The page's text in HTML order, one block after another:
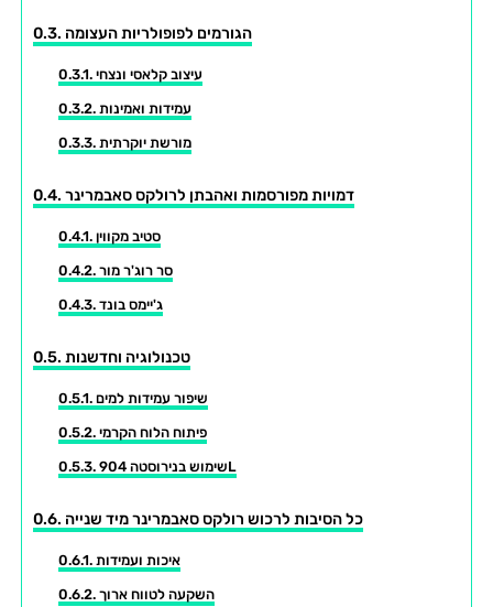
הגורמים לפופולריות העצומה
עיצוב קלאסי ונצחי
עמידות ואמינות
מורשת יוקרתית
דמויות מפורסמות ואהבתן לרולקס סאבמרינר
סטיב מקווין
סר רוג'ר מור
ג'יימס בונד
טכנולוגיה וחדשנות
שיפור עמידות למים
פיתוח הלוח הקרמי
שימוש בנירוסטה 904L
כל הסיבות לרכוש רולקס סאבמרינר מיד שנייה
איכות ועמידות
השקעה לטווח ארוך